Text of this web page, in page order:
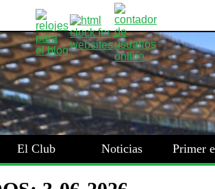
El Club Noticias Primer